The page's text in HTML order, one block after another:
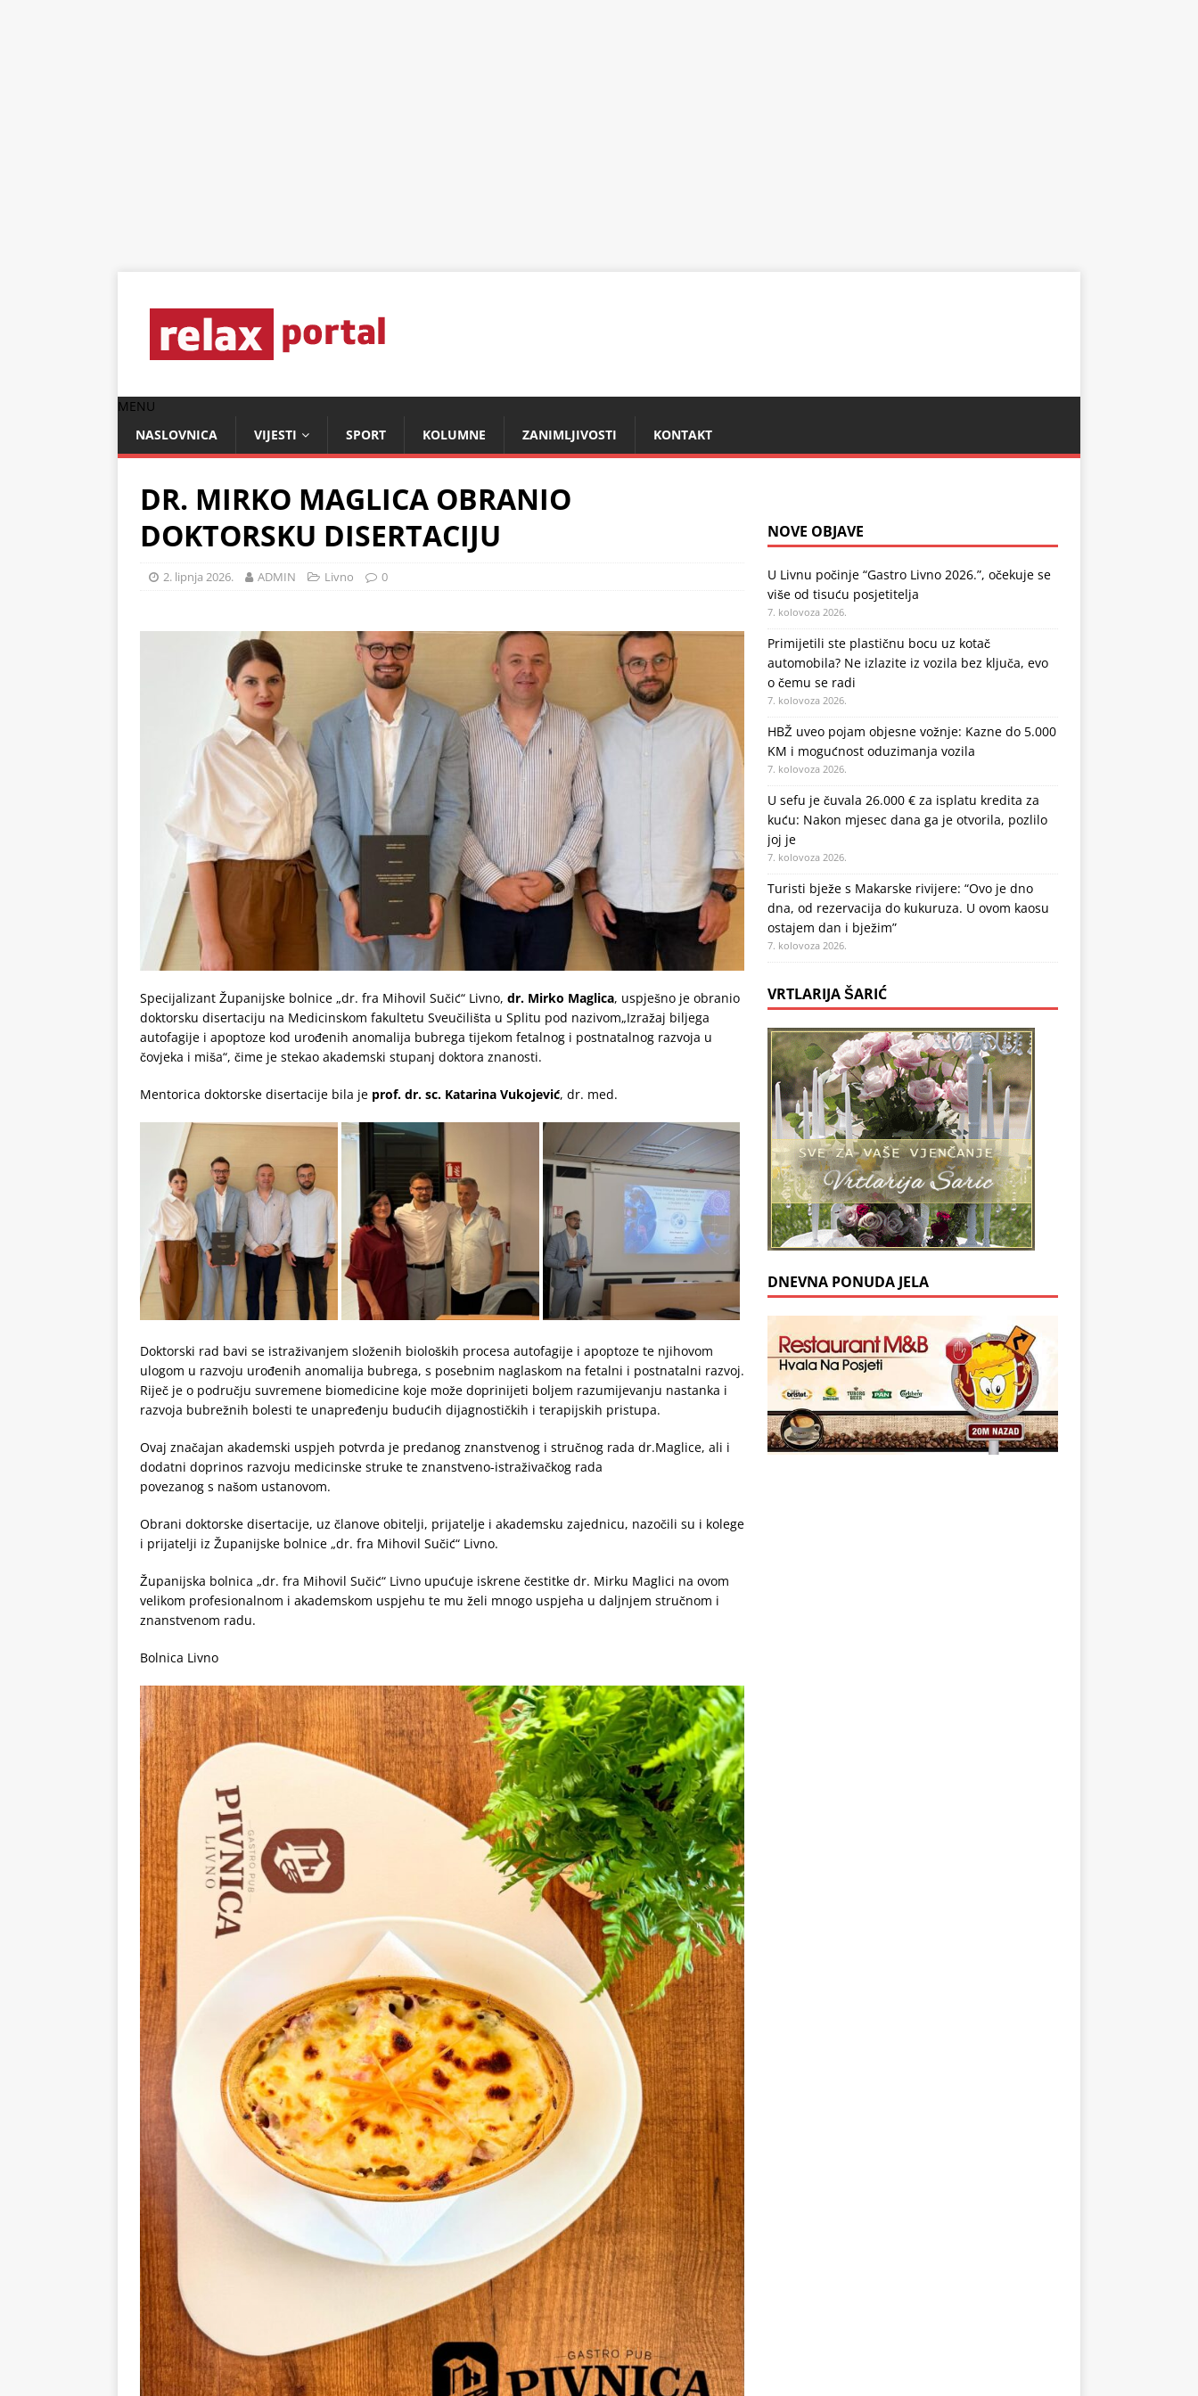
MENU
NASLOVNICA
VIJESTI SPORT KOLUMNE ZANIMLJIVOSTI KONTAKT
DR. MIRKO MAGLICA OBRANIO
DOKTORSKU DISERTACIJU
2. lipnja 2026. ADMIN Livno 0
Specijalizant Županijske bolnice „dr. fra Mihovil Sučić“ Livno, dr. Mirko Maglica, uspješno je obranio
doktorsku disertaciju na Medicinskom fakultetu Sveučilišta u Splitu pod nazivom„Izražaj biljega
autofagije i apoptoze kod urođenih anomalija bubrega tijekom fetalnog i postnatalnog razvoja u
čovjeka i miša“, čime je stekao akademski stupanj doktora znanosti.
Mentorica doktorske disertacije bila je prof. dr. sc. Katarina Vukojević, dr. med.
Doktorski rad bavi se istraživanjem složenih bioloških procesa autofagije i apoptoze te njihovom
ulogom u razvoju urođenih anomalija bubrega, s posebnim naglaskom na fetalni i postnatalni razvoj.
Riječ je o području suvremene biomedicine koje može doprinijeti boljem razumijevanju nastanka i
razvoja bubrežnih bolesti te unapređenju budućih dijagnostičkih i terapijskih pristupa.
Ovaj značajan akademski uspjeh potvrda je predanog znanstvenog i stručnog rada dr.Maglice, ali i
dodatni doprinos razvoju medicinske struke te znanstveno-istraživačkog rada
povezanog s našom ustanovom.
Obrani doktorske disertacije, uz članove obitelji, prijatelje i akademsku zajednicu, nazočili su i kolege
i prijatelji iz Županijske bolnice „dr. fra Mihovil Sučić“ Livno.
Županijska bolnica „dr. fra Mihovil Sučić“ Livno upućuje iskrene čestitke dr. Mirku Maglici na ovom
velikom profesionalnom i akademskom uspjehu te mu želi mnogo uspjeha u daljnjem stručnom i
znanstvenom radu.
Bolnica Livno
NOVE OBJAVE
U Livnu počinje “Gastro Livno 2026.”, očekuje se
više od tisuću posjetitelja
7. kolovoza 2026.
Primijetili ste plastičnu bocu uz kotač
automobila? Ne izlazite iz vozila bez ključa, evo
o čemu se radi
7. kolovoza 2026.
HBŽ uveo pojam objesne vožnje: Kazne do 5.000
KM i mogućnost oduzimanja vozila
7. kolovoza 2026.
U sefu je čuvala 26.000 € za isplatu kredita za
kuću: Nakon mjesec dana ga je otvorila, pozlilo
joj je
7. kolovoza 2026.
Turisti bježe s Makarske rivijere: “Ovo je dno
dna, od rezervacija do kukuruza. U ovom kaosu
ostajem dan i bježim”
7. kolovoza 2026.
VRTLARIJA ŠARIĆ
DNEVNA PONUDA JELA